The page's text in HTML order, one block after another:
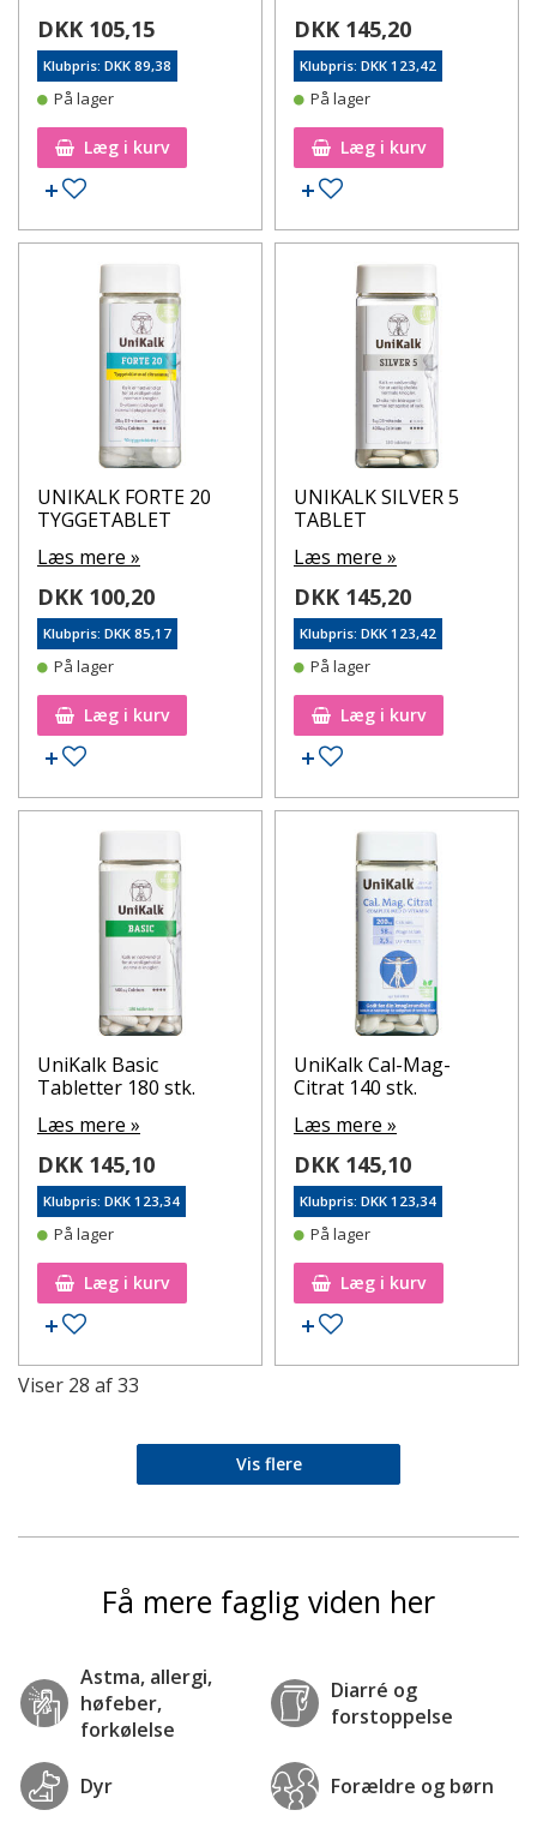
DKK 105,15
Klubpris: DKK 89,38
På lager
Læg i kurv
Tilføj til ønskeseddel
DKK 145,20
Klubpris: DKK 123,42
På lager
Læg i kurv
Tilføj til ønskeseddel
UNIKALK FORTE 20
TYGGETABLET
Læs mere »
DKK 100,20
Klubpris: DKK 85,17
På lager
Læg i kurv
Tilføj til ønskeseddel
UNIKALK SILVER 5
TABLET
Læs mere »
DKK 145,20
Klubpris: DKK 123,42
På lager
Læg i kurv
Tilføj til ønskeseddel
UniKalk Basic
Tabletter 180 stk.
Læs mere »
DKK 145,10
Klubpris: DKK 123,34
På lager
Læg i kurv
Tilføj til ønskeseddel
UniKalk Cal-Mag-
Citrat 140 stk.
Læs mere »
DKK 145,10
Klubpris: DKK 123,34
På lager
Læg i kurv
Tilføj til ønskeseddel
Viser 28 af33
Vis flere
Få mere faglig viden her
Astma, allergi,
høfeber,
forkølelse
Diarré og
forstoppelse
Dyr Forældre og børn